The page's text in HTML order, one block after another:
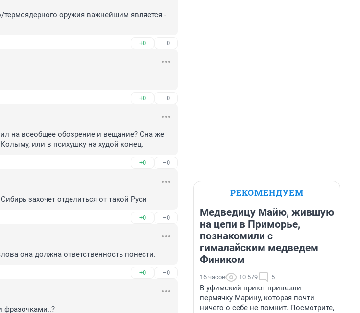
оружия важнейшим является -
+0 –0
+0 –0
на всеобщее обозрение и вещание? Она же
или в психушку на худой конец.
+0 –0
захочет отделиться от такой Руси
+0 –0
она должна ответственность понести.
+0 –0
фразочками..?
РЕКОМЕНДУЕМ
Медведицу Майю, жившую
на цепи в Приморье,
познакомили с
гималайским медведем
Фиником
16 часов 10 579 5
В уфимский приют привезли
пермячку Марину, которая почти
ничего о себе не помнит. Посмотрите,